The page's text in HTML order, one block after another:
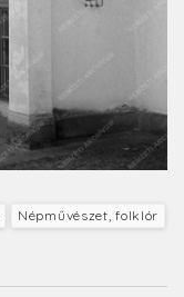
Népművészet, folklór